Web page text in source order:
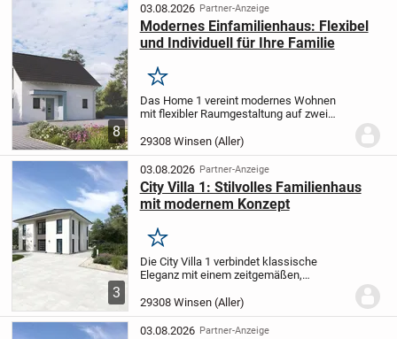
offen gehaltenen...
8
03.08.2026 Partner-Anzeige
Modernes Einfamilienhaus: Flexibel
und Individuell für Ihre Familie
Merken
Das Home 1 vereint modernes Wohnen
mit flexibler Raumgestaltung auf zwei
insgesamt 124 m² komfortablen
Lebensraum. Die vier clever angelegten
Zimmer lassen sich...
29308 Winsen (Aller)
3
03.08.2026 Partner-Anzeige
City Villa 1: Stilvolles Familienhaus
mit modernem Konzept
Merken
Die City Villa 1 verbindet klassische
Eleganz mit einem zeitgemäßen,
großzügig geschnittene Wohn- und
Essbereich lädt sowohl zu entspannten
Stunden mit der Familie...
29308 Winsen (Aller)
03.08.2026 Partner-Anzeige